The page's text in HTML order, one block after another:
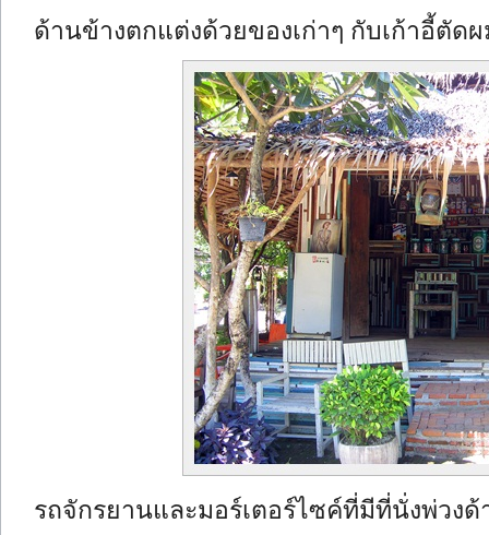
ด้านข้างตกแต่งด้วยของเก่าๆ กับเก้าอี้ตัด
รถจักรยานและมอร์เตอร์ไซค์ที่มีที่นั่งพ่วง